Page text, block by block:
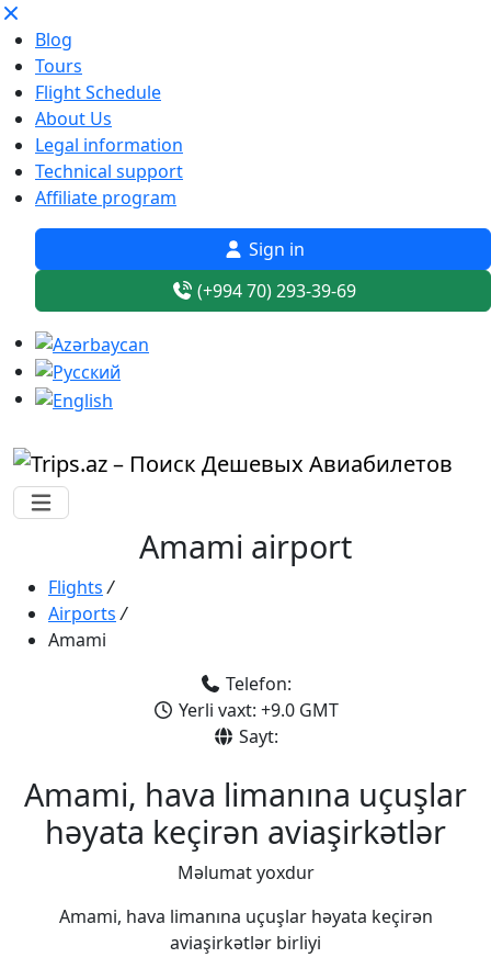
Blog
Tours
Flight Schedule
About Us
Legal information
Technical support
Affiliate program
Sign in
(+994 70) 293-39-69
Amami airport
Flights /
Airports /
Amami
Telefon:
Yerli vaxt: +9.0 GMT
Sayt:
Amami, hava limanına uçuşlar
həyata keçirən aviaşirkətlər
Məlumat yoxdur
Amami, hava limanına uçuşlar həyata keçirən
aviaşirkətlər birliyi